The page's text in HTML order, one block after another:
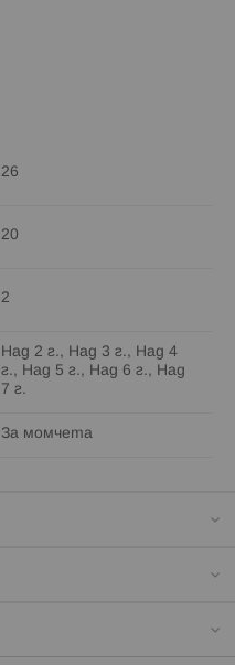
26
20
2
Над 2 г., Над 3 г., Над 4
г., Над 5 г., Над 6 г., Над
7 г.
За момчета